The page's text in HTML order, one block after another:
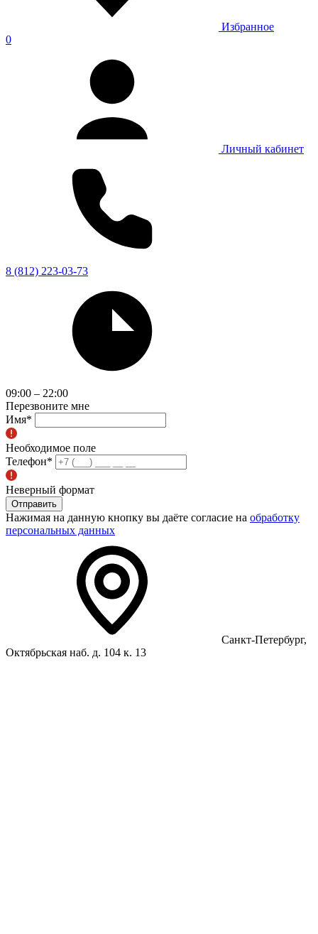
Избранное
0
Личный кабинет
8 (812) 223-03-73
09:00 – 22:00
Перезвоните мне
Имя*
Необходимое поле
Телефон*
Неверный формат
Отправить
Нажимая на данную кнопку вы даёте согласие на обработку
персональных данных
Санкт-Петербург,
Октябрьская наб. д. 104 к. 13